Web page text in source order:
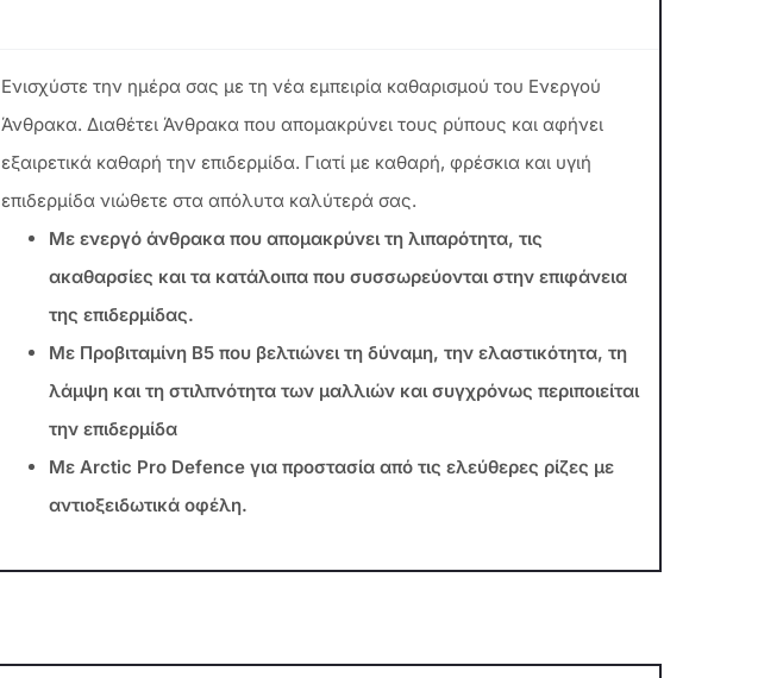
Ενισχύστε την ημέρα σας με τη νέα εμπειρία καθαρισμού του Ενεργού
Άνθρακα. Διαθέτει Άνθρακα που απομακρύνει τους ρύπους και αφήνει
εξαιρετικά καθαρή την επιδερμίδα. Γιατί με καθαρή, φρέσκια και υγιή
επιδερμίδα νιώθετε στα απόλυτα καλύτερά σας.
Με ενεργό άνθρακα που απομακρύνει τη λιπαρότητα, τις
ακαθαρσίες και τα κατάλοιπα που συσσωρεύονται στην επιφάνεια
της επιδερμίδας.
Με Προβιταμίνη Β5 που βελτιώνει τη δύναμη, την ελαστικότητα, τη
λάμψη και τη στιλπνότητα των μαλλιών και συγχρόνως περιποιείται
την επιδερμίδα
Με Arctic Pro Defence για προστασία από τις ελεύθερες ρίζες με
αντιοξειδωτικά οφέλη.